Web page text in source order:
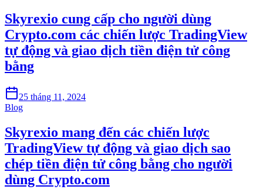
Skyrexio cung cấp cho người dùng
Crypto.com các chiến lược TradingView
tự động và giao dịch tiền điện tử công
bằng
25 tháng 11, 2024
Blog
Skyrexio mang đến các chiến lược
TradingView tự động và giao dịch sao
chép tiền điện tử công bằng cho người
dùng Crypto.com